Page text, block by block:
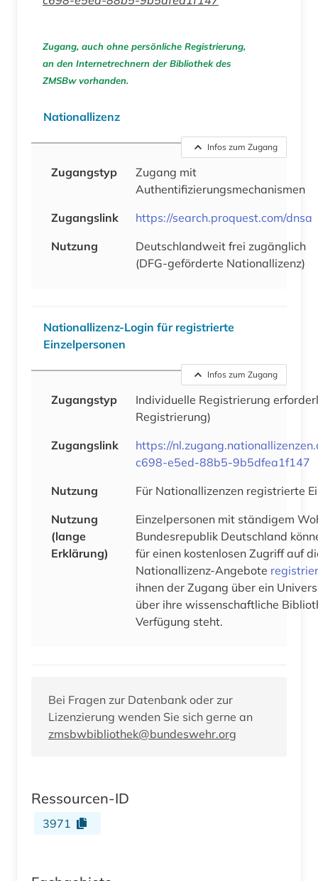
Zugang, auch ohne persönliche Registrierung,
an den Internetrechnern der Bibliothek des
ZMSBw vorhanden.
Nationallizenz
Infos zum Zugang
Zugangstyp
Zugang mit
Authentifizierungsmechanismen
Zugangslink
https://search.proquest.com/dnsa
Nutzung
Deutschlandweit frei zugänglich
(DFG-geförderte Nationallizenz)
Nationallizenz-Login für registrierte
Einzelpersonen
Infos zum Zugang
Zugangstyp
Individuelle Registrierung
Registrierung)
Zugangslink
https://
c698-e5ed-88b5-9b5dfea1f147
Nutzung
Für Nationallizenzen registrierte
Nutzung
(lange
Erklärung)
Einzelpersonen mit ständigem
Bundesrepublik Deutschland
für einen kostenlosen Zugriff auf
Nationallizenz-Angebote
ihnen der Zugang über ein
über ihre wissenschaftliche
Verfügung steht.
Bei Fragen zur Datenbank oder zur
Lizenzierung wenden Sie sich gerne an
zmsbwbibliothek@bundeswehr.org
Ressourcen-ID
3971